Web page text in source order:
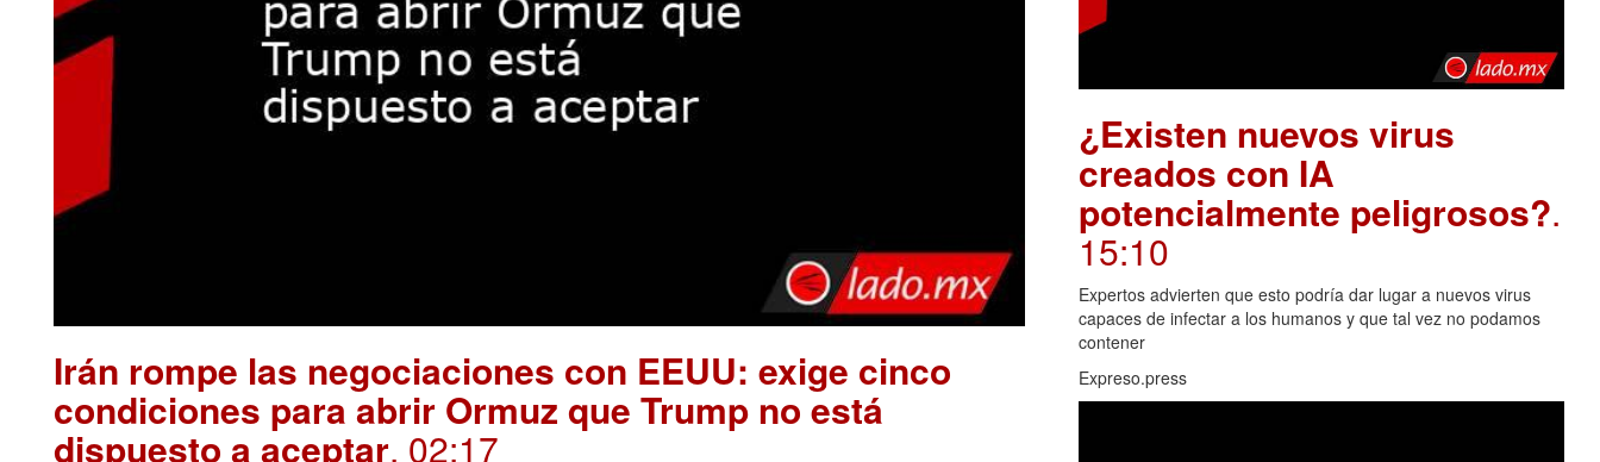
Irán rompe las negociaciones con EEUU: exige cinco
condiciones para abrir Ormuz que Trump no está
dispuesto a aceptar. 02:17
¿Existen nuevos virus
creados con IA
potencialmente peligrosos?.
15:10
Expertos advierten que esto podría dar lugar a nuevos virus
capaces de infectar a los humanos y que tal vez no podamos
contener
Expreso.press